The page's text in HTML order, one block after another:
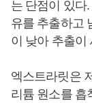
는 단점이 있다
유를 추출하고
이 낮아 추출이
엑스트라릿은
리튬 원소를 흡